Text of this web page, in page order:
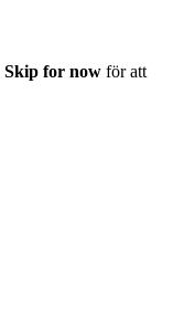
Skip for now för att